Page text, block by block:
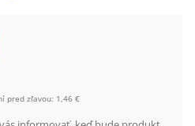
pred zľavou: 1,46 €